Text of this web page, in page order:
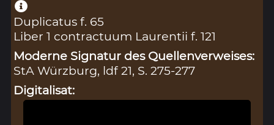
Duplicatus f. 65
Liber 1 contractuum Laurentii f. 121
Moderne Signatur des Quellenverweises:
StA Würzburg, ldf 21, S. 275-277
Digitalisat: